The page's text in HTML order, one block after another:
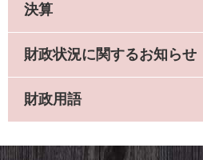
決算
財政状況に関するお知らせ
財政用語